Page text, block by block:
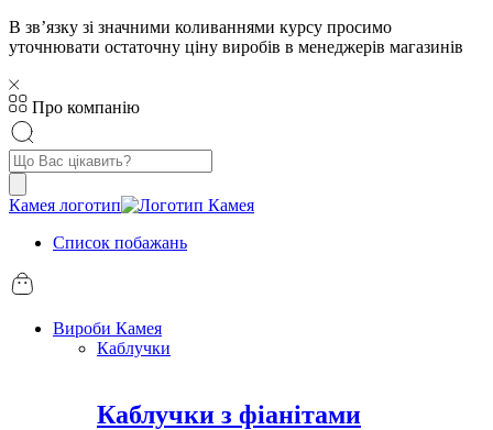
В звʼязку зі значними коливаннями курсу просимо
уточнювати остаточну ціну виробів в менеджерів магазинів
Про компанію
Пошук
товарів
Камея логотип
Список побажань
Вироби Камея
Каблучки
Каблучки з фіанітами